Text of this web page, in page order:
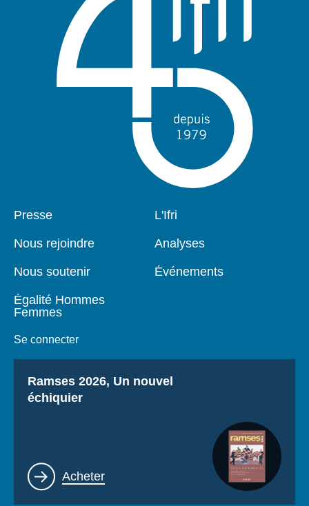
Pied
Presse
Nous rejoindre
Nous soutenir
Égalité Hommes
Femmes
Se connecter
Navigation
L'Ifri
Analyses
Événements
Titre
Ramses 2026, Un nouvel
échiquier
Lien
Acheter